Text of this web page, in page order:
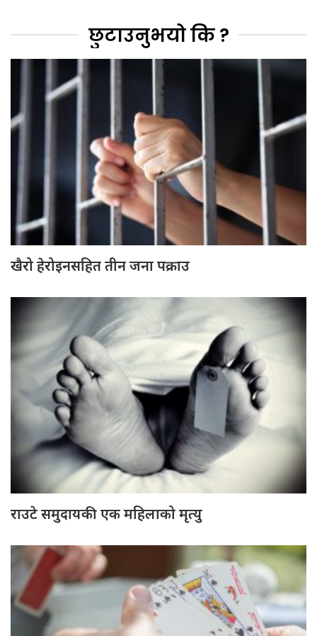
छुटाउनुभयो कि ?
खैरो हेरोइनसहित तीन जना पक्राउ
राउटे समुदायकी एक महिलाको मृत्यु